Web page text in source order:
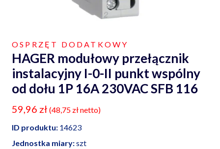
OSPRZĘT DODATKOWY
HAGER modułowy przełącznik
instalacyjny I-0-II punkt wspólny
od dołu 1P 16A 230VAC SFB 116
59,96 zł (48,75 złnetto)
ID produktu: 14623
Jednostka miary:szt